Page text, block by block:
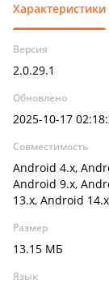
Характеристики
Версия
2.0.29.1
Обновлено
2025-10-17
Совместимость
Android 4.x,
Android 9.x,
13.x, Android 14.x
Размер
13.15 МБ
Язык